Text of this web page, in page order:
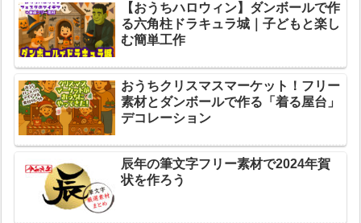
【おうちハロウィン】ダンボールで作
る六角柱ドラキュラ城｜子どもと楽し
む簡単工作
おうちクリスマスマーケット！フリー
素材とダンボールで作る「着る屋台」
デコレーション
辰年の筆文字フリー素材で2024年賀
状を作ろう